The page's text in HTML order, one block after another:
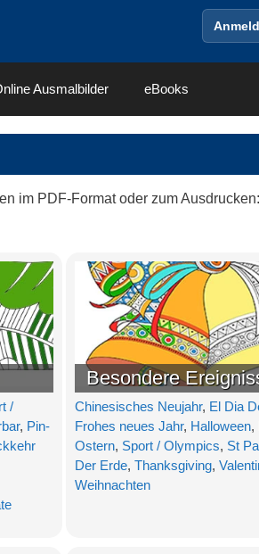
Ausmalbilder eBooks
im PDF-Format oder zum
/
, Pin-
Besondere
Chinesisches Neujahr, El Dia
Frohes neues Jahr, Halloween,
Ostern, Sport / Olympics, St
Der Erde,Thanksgiving,
Weihnachten